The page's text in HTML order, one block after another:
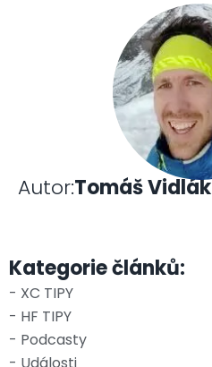
Autor:Tomáš Vidlák
Kategorie článků:
- XC TIPY
- HF TIPY
- Podcasty
- Události